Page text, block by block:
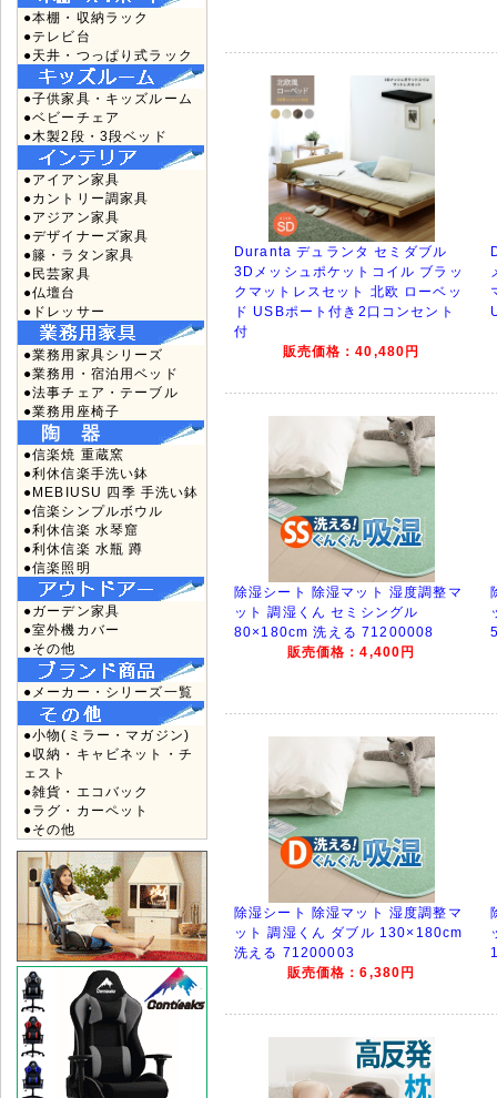
●本棚・収納ラック
●テレビ台
●天井・つっぱり式ラック
●子供家具・キッズルーム
●ベビーチェア
●木製2段・3段ベッド
●アイアン家具
●カントリー調家具
●アジアン家具
●デザイナーズ家具
●籐・ラタン家具
●民芸家具
●仏壇台
●ドレッサー
●業務用家具シリーズ
●業務用・宿泊用ベッド
●法事チェア・テーブル
●業務用座椅子
●信楽焼 重蔵窯
●利休信楽手洗い鉢
●MEBIUSU 四季 手洗い鉢
●信楽シンプルボウル
●利休信楽 水琴窟
●利休信楽 水瓶 蹲
●信楽照明
●ガーデン家具
●室外機カバー
●その他
●メーカー・シリーズ一覧
●小物(ミラー・マガジン)
●収納・キャビネット・チ
ェスト
●雑貨・エコバック
●ラグ・カーペット
●その他
Duranta デュランタ セミダブル
3Dメッシュポケットコイル ブラッ
クマットレスセット 北欧 ローベッ
ド USBポート付き2口コンセント
付
販売価格：40,480円
除湿シート 除湿マット 湿度調整マ
ット 調湿くん セミシングル
80×180cm 洗える 71200008
販売価格：4,400円
除湿シート 除湿マット 湿度調整マ
ット 調湿くん ダブル 130×180cm
洗える 71200003
販売価格：6,380円